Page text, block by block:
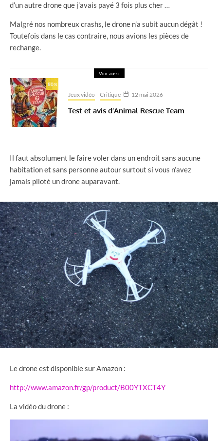
d’un autre drone que j’avais payé 3 fois plus cher …
Malgré nos nombreux crashs, le drone n’a subit aucun dégât !
Toutefois dans le cas contraire, nous avions les pièces de
rechange.
Voir aussi
80%
Jeux vidéo Critique 12 mai 2026
Test et avis d’Animal Rescue Team
Il faut absolument le faire voler dans un endroit sans aucune
habitation et sans personne autour surtout si vous n’avez
jamais piloté un drone auparavant.
Le drone est disponible sur Amazon :
http://www.amazon.fr/gp/product/B00YTXCT4Y
La vidéo du drone :